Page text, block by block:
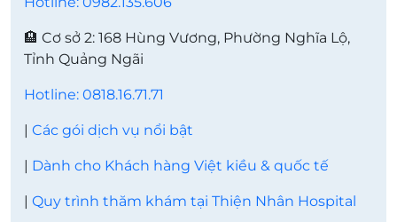
🏨 Cơ sở 2: 168 Hùng Vương, Phường Nghĩa Lộ,
Tỉnh Quảng Ngãi
Hotline: 0818.16.71.71
| Các gói dịch vụ nổi bật
| Dành cho Khách hàng Việt kiều & quốc tế
| Quy trình thăm khám tại Thiện Nhân Hospital